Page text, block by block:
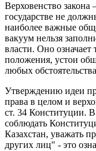
Верховенство закона
государстве не
наиболее важные
вакуум нельзя
власти. Оно означает
положения, устои
любых
Утверждению идеи
права в целом и
ст. 34 Конституции.
соблюдать
Казахстан, уважать
других лиц" - это